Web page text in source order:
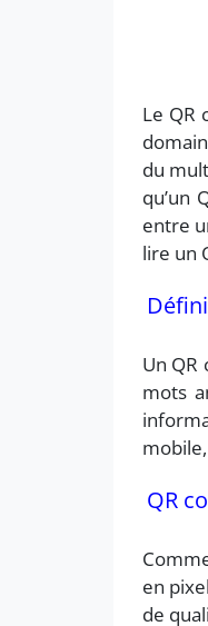
Le QR
du
qu’un
entre
lire un
Un QR
mots
QR
en
de